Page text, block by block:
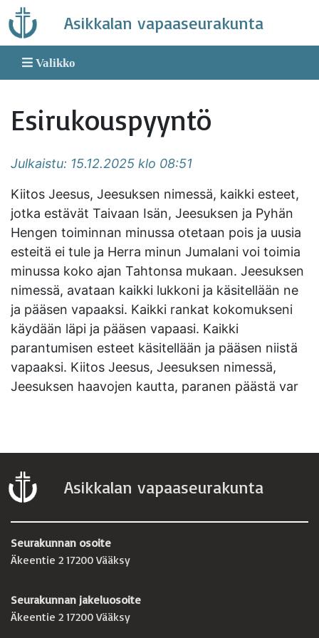
Skip
to
content
Asikkalan vapaaseurakunta
Valikko
Esirukouspyyntö
Julkaistu: 15.12.2025 klo 08:51
Kiitos Jeesus, Jeesuksen nimessä, kaikki esteet,
jotka estävät Taivaan Isän, Jeesuksen ja Pyhän
Hengen toiminnan minussa otetaan pois ja uusia
esteitä ei tule ja Herra minun Jumalani voi toimia
minussa koko ajan Tahtonsa mukaan. Jeesuksen
nimessä, avataan kaikki lukkoni ja käsitellään ne
ja pääsen vapaaksi. Kaikki rankat kokomukseni
käydään läpi ja pääsen vapaasi. Kaikki
parantumisen esteet käsitellään ja pääsen niistä
vapaaksi. Kiitos Jeesus, Jeesuksen nimessä,
Jeesuksen haavojen kautta, paranen päästä var
Asikkalan vapaaseurakunta
Seurakunnan osoite
Äkeentie 2 17200 Vääksy
Seurakunnan jakeluosoite
Äkeentie 2 17200 Vääksy